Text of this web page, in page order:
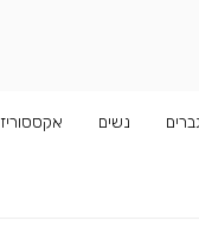
נשים אקססוריז